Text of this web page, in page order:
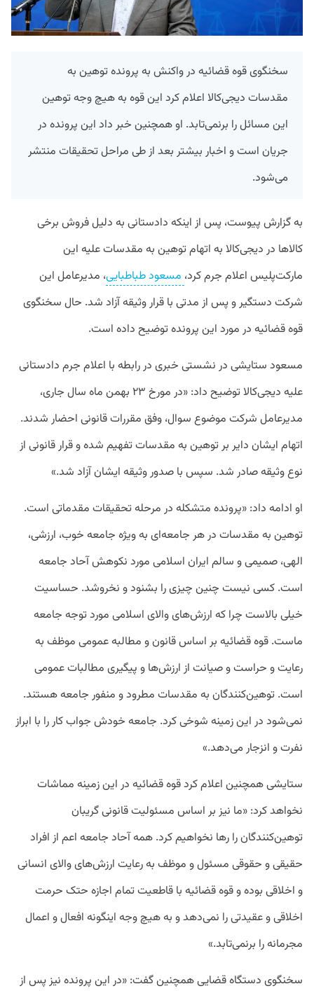
سخنگوی قوه قضائیه در واکنش به پرونده توهین به
مقدسات دیجی‌کالا اعلام کرد این قوه به هیچ وجه توهین
این مسائل را برنمی‌تابد. او همچنین خبر داد این پرونده در
جریان است و اخبار بیشتر بعد از طی مراحل تحقیقات منتشر
می‌شود.
به گزارش پیوست، پس از اینکه دادستانی به دلیل فروش برخی
کالاها در دیجی‌کالا به اتهام توهین به مقدسات علیه این
مارکت‌پلیس اعلام جرم کرد، مسعود طباطبایی، مدیرعامل این
شرکت دستگیر و پس از مدتی با قرار وثیقه آزاد شد. حال سخنگوی
قوه قضائیه در مورد این پرونده توضیح داده است.
مسعود ستایشی در نشستی خبری در رابطه با اعلام جرم دادستانی
علیه دیجی‌کالا توضیح داد: «در مورخ ۲۳ بهمن ماه سال جاری،
مدیرعامل شرکت موضوع سوال، وفق مقررات قانونی احضار شدند.
اتهام ایشان دایر بر توهین به مقدسات تفهیم شده و قرار قانونی از
نوع وثیقه صادر شد. سپس با صدور وثیقه ایشان آزاد شد.»
او ادامه داد: «پرونده متشکله در مرحله تحقیقات مقدماتی است.
توهین به مقدسات در هر جامعه‌ای به ویژه جامعه خوب، ارزشی،
الهی، صمیمی و سالم ایران اسلامی مورد نکوهش آحاد جامعه
است. کسی نیست چنین چیزی را بشنود و نخروشد. حساسیت
خیلی بالاست چرا که ارزش‌های والای اسلامی مورد توجه جامعه
ماست. قوه قضائیه بر اساس قانون و مطالبه عمومی موظف به
رعایت و حراست و صیانت از ارزش‌ها و پیگیری‌ مطالبات عمومی
است. توهین‌کنندگان به مقدسات مطرود و منفور جامعه هستند.
نمی‌شود در این زمینه شوخی کرد. جامعه خودش جواب کار را با ابراز
نفرت و انزجار می‌دهد.»
ستایشی همچنین اعلام کرد قوه قضائیه در این زمینه مماشات
نخواهد کرد: «ما نیز بر اساس مسئولیت قانونی گریبان
توهین‌کنندگان را رها نخواهیم کرد. همه آحاد جامعه اعم از افراد
حقیقی و حقوقی مسئول و موظف به رعایت ارزش‌های والای انسانی
و اخلاقی بوده و قوه قضائیه با قاطعیت تمام اجازه حتک حرمت
اخلاقی و عقیدتی را نمی‌دهد و به هیچ وجه اینگونه افعال و اعمال
مجرمانه را برنمی‌تابد.»
سخنگوی دستگاه قضایی همچنین گفت: «در این پرونده نیز پس از